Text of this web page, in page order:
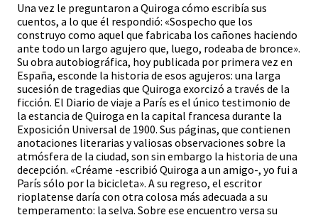
Una vez le preguntaron a Quiroga cómo escribía sus
cuentos, a lo que él respondió: «Sospecho que los
construyo como aquel que fabricaba los cañones haciendo
ante todo un largo agujero que, luego, rodeaba de bronce».
Su obra autobiográfica, hoy publicada por primera vez en
España, esconde la historia de esos agujeros: una larga
sucesión de tragedias que Quiroga exorcizó a través de la
ficción. El Diario de viaje a París es el único testimonio de
la estancia de Quiroga en la capital francesa durante la
Exposición Universal de 1900. Sus páginas, que contienen
anotaciones literarias y valiosas observaciones sobre la
atmósfera de la ciudad, son sin embargo la historia de una
decepción. «Créame -escribió Quiroga a un amigo-, yo fui a
París sólo por la bicicleta». A su regreso, el escritor
rioplatense daría con otra colosa más adecuada a su
temperamento: la selva. Sobre ese encuentro versa su